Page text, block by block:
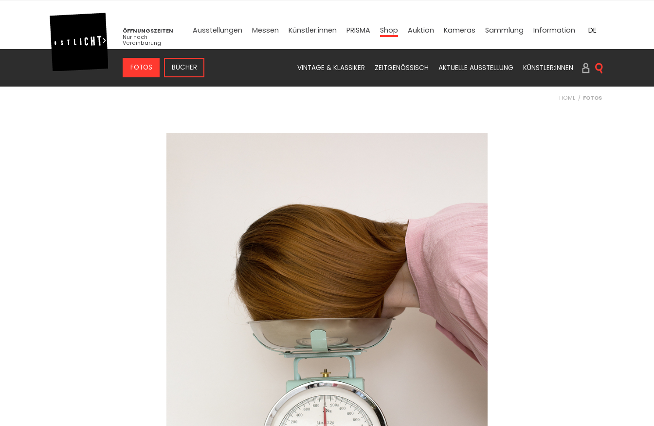
ÖFFNUNGSZEITEN
Nur nach
Vereinbarung
Ausstellungen Messen Künstler­:innen PRISMA Shop Auktion Kameras Sammlung Information
DE
EN
FOTOS BÜCHER VINTAGE & KLASSIKER ZEITGENÖSSISCH AKTUELLE AUSSTELLUNG KÜNSTLER:INNEN
SUCHEN PRINTS
HOME FOTOS